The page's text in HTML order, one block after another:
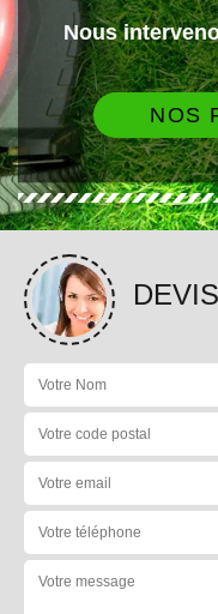
Nous
NOS